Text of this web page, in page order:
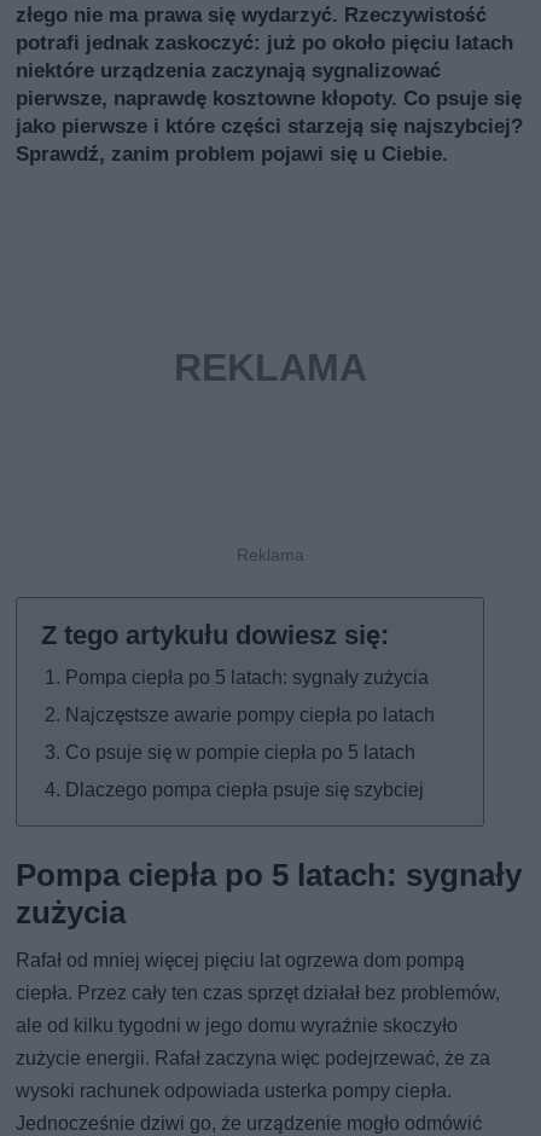
złego nie ma prawa się wydarzyć. Rzeczywistość
potrafi jednak zaskoczyć: już po około pięciu latach
niektóre urządzenia zaczynają sygnalizować
pierwsze, naprawdę kosztowne kłopoty. Co psuje się
jako pierwsze i które części starzeją się najszybciej?
Sprawdź, zanim problem pojawi się u Ciebie.
Pompa ciepła po 5 latach: sygnały zużycia
Najczęstsze awarie pompy ciepła po latach
Co psuje się w pompie ciepła po 5 latach
Dlaczego pompa ciepła psuje się szybciej
Pompa ciepła po 5 latach: sygnały
zużycia
Rafał od mniej więcej pięciu lat ogrzewa dom pompą
ciepła. Przez cały ten czas sprzęt działał bez problemów,
ale od kilku tygodni w jego domu wyraźnie skoczyło
zużycie energii. Rafał zaczyna więc podejrzewać, że za
wysoki rachunek odpowiada usterka pompy ciepła.
Jednocześnie dziwi go, że urządzenie mogło odmówić